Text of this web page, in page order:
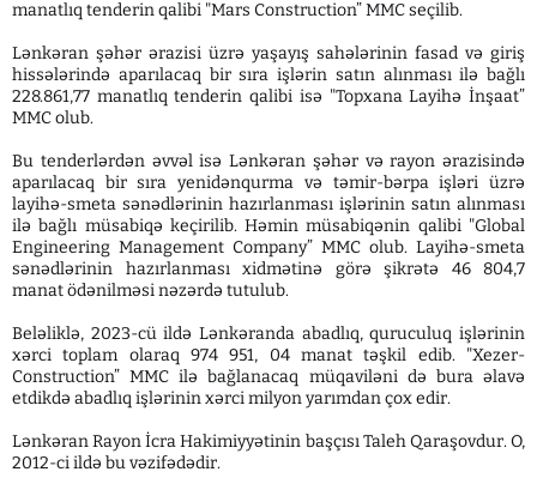
manatlıq tenderin qalibi "Mars Construction” MMC seçilib.
Lənkəran şəhər ərazisi üzrə yaşayış sahələrinin fasad və giriş
hissələrində aparılacaq bir sıra işlərin satın alınması ilə bağlı
228.861,77 manatlıq tenderin qalibi isə "Topxana Layihə İnşaat”
MMC olub.
Bu tenderlərdən əvvəl isə Lənkəran şəhər və rayon ərazisində
aparılacaq bir sıra yenidənqurma və təmir-bərpa işləri üzrə
layihə-smeta sənədlərinin hazırlanması işlərinin satın alınması
ilə bağlı müsabiqə keçirilib. Həmin müsabiqənin qalibi "Global
Engineering Management Company” MMC olub. Layihə-smeta
sənədlərinin hazırlanması xidmətinə görə şikrətə 46 804,7
manat ödənilməsi nəzərdə tutulub.
Beləliklə, 2023-cü ildə Lənkəranda abadlıq, quruculuq işlərinin
xərci toplam olaraq 974 951, 04 manat təşkil edib. "Xezer-
Construction” MMC ilə bağlanacaq müqaviləni də bura əlavə
etdikdə abadlıq işlərinin xərci milyon yarımdan çox edir.
Lənkəran Rayon İcra Hakimiyyətinin başçısı Taleh Qaraşovdur. O,
2012-ci ildə bu vəzifədədir.